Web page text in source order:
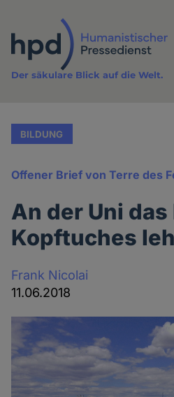
Inhalt
Der säkulare Blick auf die Welt.
BILDUNG
Offener Brief von Terre des
An der Uni
Kopftuches
Frank Nicolai
11.06.2018